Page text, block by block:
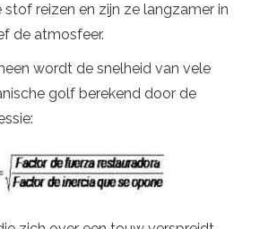
reizen en zijn ze langzamer in
de atmosfeer.
wordt de snelheid van vele
golf berekend door de